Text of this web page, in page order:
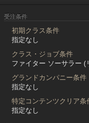
受注条件
初期クラス条件
指定なし
クラス・ジョブ条件
ファイター ソーサラー (
グランドカンパニー条件
指定なし
特定コンテンツクリア条
指定なし